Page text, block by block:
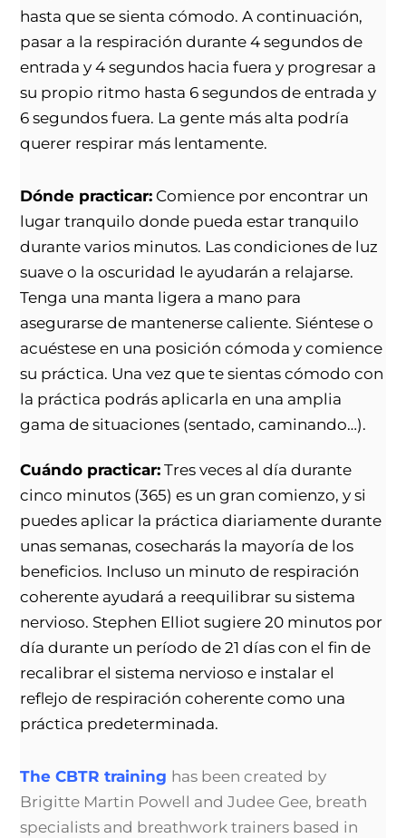
hasta que se sienta cómodo. A continuación,
pasar a la respiración durante 4 segundos de
entrada y 4 segundos hacia fuera y progresar a
su propio ritmo hasta 6 segundos de entrada y
6 segundos fuera. La gente más alta podría
querer respirar más lentamente.
Dónde practicar: Comience por encontrar un
lugar tranquilo donde pueda estar tranquilo
durante varios minutos. Las condiciones de luz
suave o la oscuridad le ayudarán a relajarse.
Tenga una manta ligera a mano para
asegurarse de mantenerse caliente. Siéntese o
acuéstese en una posición cómoda y comience
su práctica. Una vez que te sientas cómodo con
la práctica podrás aplicarla en una amplia
gama de situaciones (sentado, caminando…).
Cuándo practicar: Tres veces al día durante
cinco minutos (365) es un gran comienzo, y si
puedes aplicar la práctica diariamente durante
unas semanas, cosecharás la mayoría de los
beneficios. Incluso un minuto de respiración
coherente ayudará a reequilibrar su sistema
nervioso. Stephen Elliot sugiere 20 minutos por
día durante un período de 21 días con el fin de
recalibrar el sistema nervioso e instalar el
reflejo de respiración coherente como una
práctica predeterminada.
The CBTR training has been created by
Brigitte Martin Powell and Judee Gee, breath
specialists and breathwork trainers based in